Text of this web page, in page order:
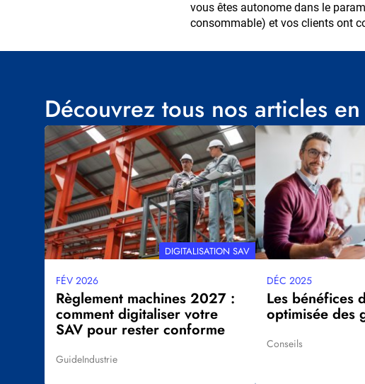
vous êtes autonome dans le
consommable) et vos clients ont
Découvrez tous nos articles
Visuel
principal
THÉMATIQUE
DIGITALISATION SAV
Date
mise
à
jour
FÉV 2026
Règlement machines 2027 :
comment digitaliser votre
SAV pour rester conforme
Tags
GuideIndustrie
Visuel
Date
mise
à
DÉC 2025
Les bénéfices
optimisée des
Tags
Conseils